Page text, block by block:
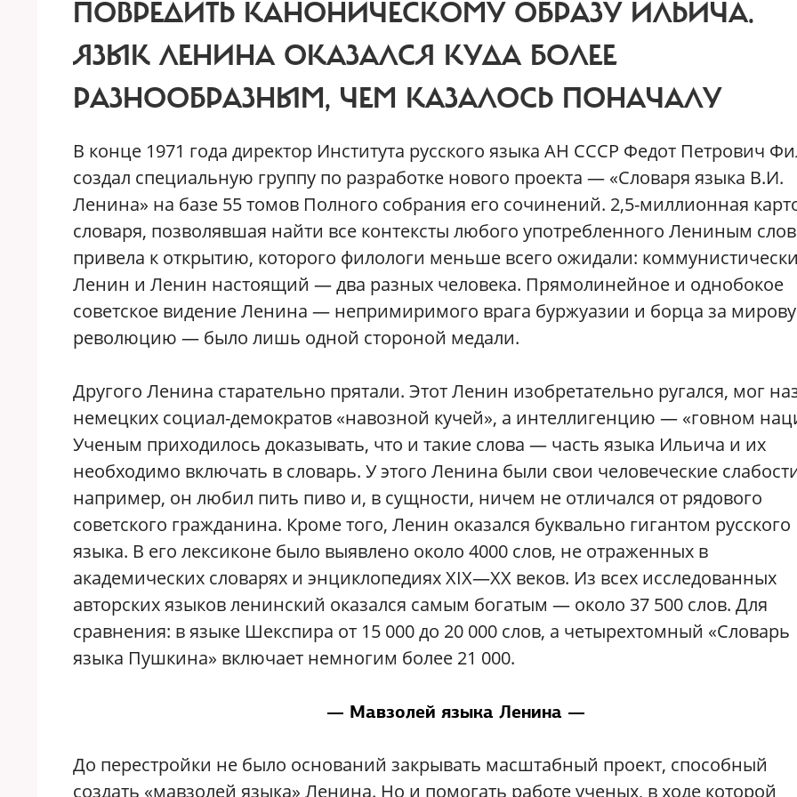
ПОВРЕДИТЬ КАНОНИЧЕСКОМУ ОБРАЗУ ИЛЬИЧА.
ЯЗЫК ЛЕНИНА ОКАЗАЛСЯ КУДА БОЛЕЕ
РАЗНООБРАЗНЫМ, ЧЕМ КАЗАЛОСЬ ПОНАЧАЛУ
В конце 1971 года директор Института русского языка АН СССР Федот Петрович
создал специальную группу по разработке нового проекта — «Словаря языка В.И.
Ленина» на базе 55 томов Полного собрания его сочинений. 2,5-миллионная
словаря, позволявшая найти все контексты любого употребленного Лениным
привела к открытию, которого филологи меньше всего ожидали:
Ленин и Ленин настоящий — два разных человека. Прямолинейное и однобокое
советское видение Ленина — непримиримого врага буржуазии и борца за
революцию — было лишь одной стороной медали.
Другого Ленина старательно прятали. Этот Ленин изобретательно ругался, мог
немецких социал-демократов «навозной кучей», а интеллигенцию — «говном
Ученым приходилось доказывать, что и такие слова — часть языка Ильича и их
необходимо включать в словарь. У этого Ленина были свои человеческие
например, он любил пить пиво и, в сущности, ничем не отличался от рядового
советского гражданина. Кроме того, Ленин оказался буквально гигантом русского
языка. В его лексиконе было выявлено около 4000 слов, не отраженных в
академических словарях и энциклопедиях XIX—XX веков. Из всех исследованных
авторских языков ленинский оказался самым богатым — около 37 500 слов. Для
сравнения: в языке Шекспира от 15 000 до 20 000 слов, а четырехтомный «Словарь
языка Пушкина» включает немногим более 21 000.
— Мавзолей языка Ленина —
До перестройки не было оснований закрывать масштабный проект, способный
создать «мавзолей языка» Ленина. Но и помогать работе ученых, в ходе которой